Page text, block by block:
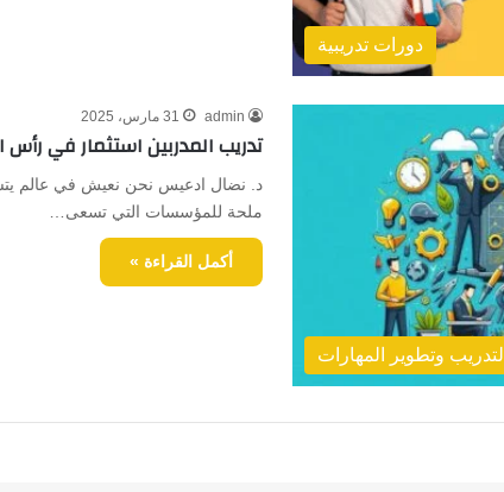
دورات تدريبية
التدريب وتطوير المهارات
admin 31 مارس، 2025
تدريب المدربين استثمار في رأس
د. نضال ادعيس نحن نعيش في عالم
ملحة للمؤسسات التي تسعى…
أكمل القراءة »